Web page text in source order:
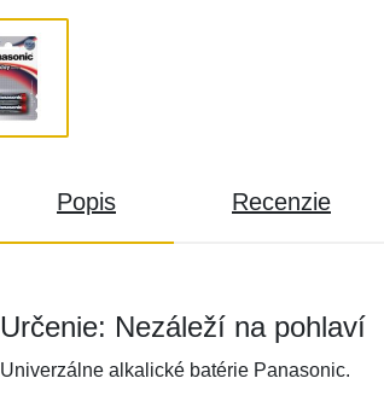
Popis Recenzie
Určenie: Nezáleží na pohlaví
Univerzálne alkalické batérie Panasonic.